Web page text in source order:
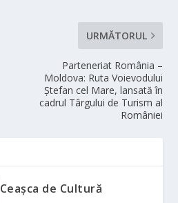
URMĂTORUL
Parteneriat România –
Moldova: Ruta Voievodului
Ștefan cel Mare, lansată în
cadrul Târgului de Turism al
României
Ceașca de Cultură